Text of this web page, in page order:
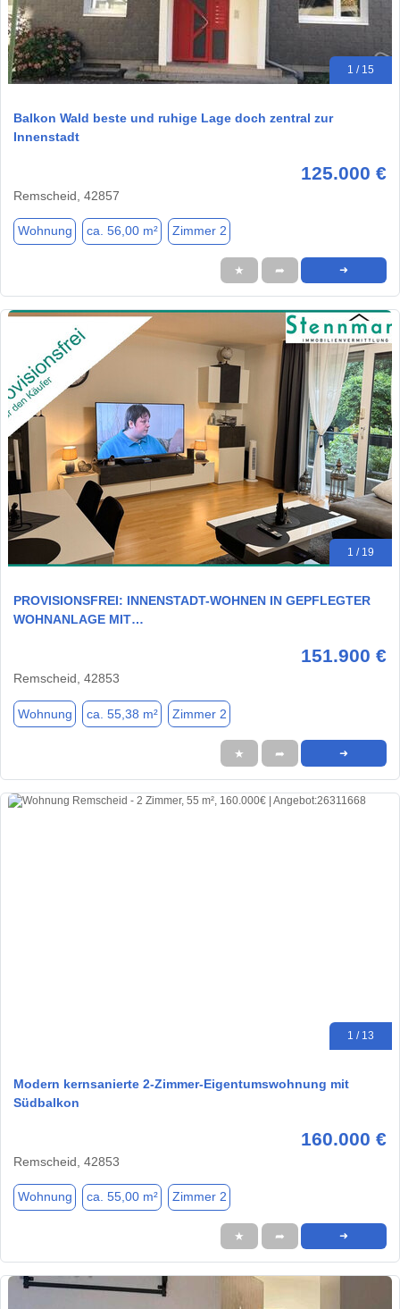
1 / 15
Balkon Wald beste und ruhige Lage doch zentral zur
Innenstadt
125.000 €
Remscheid, 42857
Wohnung ca. 56,00 m² Zimmer 2
★ ➦ ➜
1 / 19
PROVISIONSFREI: INNENSTADT-WOHNEN IN GEPFLEGTER
WOHNANLAGE MIT…
151.900 €
Remscheid, 42853
Wohnung ca. 55,38 m² Zimmer 2
★ ➦ ➜
1 / 13
Modern kernsanierte 2-Zimmer-Eigentumswohnung mit
Südbalkon
160.000 €
Remscheid, 42853
Wohnung ca. 55,00 m² Zimmer 2
★ ➦ ➜